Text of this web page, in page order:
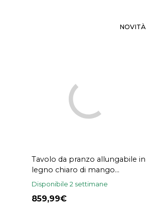
NOVITÀ
Tavolo da pranzo allungabile in
legno chiaro di mango
massiccio e metallo nero L180-
220 cm BRAVA
Disponibile 2 settimane
859,99